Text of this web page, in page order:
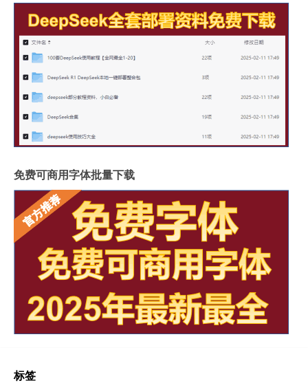
免费可商用字体批量下载
标签